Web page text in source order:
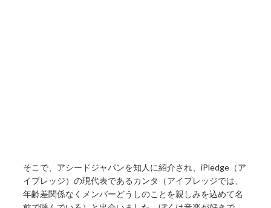
そこで、アシードジャパンを知人に紹介され、iPledge（ア
イプレッジ）の現代表であるカンタ（アイプレッジでは、
年齢差関係なくメンバーどうしのことを親しみを込めて名